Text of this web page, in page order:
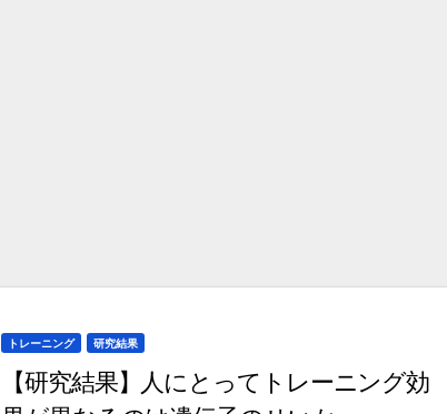
トレーニング 研究結果
【研究結果】人にとってトレーニング効